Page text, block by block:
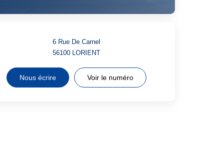
6 Rue De Carnel
56100 LORIENT
Nous écrire Voir le numéro